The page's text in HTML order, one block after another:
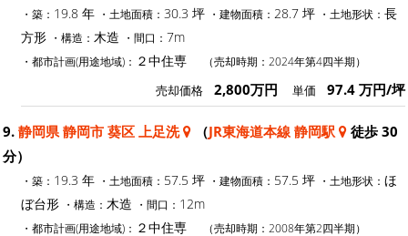
・築： 19.8 年 ・土地面積： 30.3 坪 ・建物面積： 28.7 坪 ・土地形状： 長
方形 ・構造： 木造 ・間口： 7m
・都市計画(用途地域)： ２中住専 （売却時期：2024年第4四半期）
売却価格 2,800万円 単価 97.4 万円/坪
9. 静岡県 静岡市 葵区 上足洗 （JR東海道本線 静岡駅
徒歩 30
分）
・築： 19.3 年 ・土地面積： 57.5 坪 ・建物面積： 57.5 坪 ・土地形状： ほ
ぼ台形 ・構造： 木造 ・間口： 12m
・都市計画(用途地域)： ２中住専 （売却時期：2008年第2四半期）